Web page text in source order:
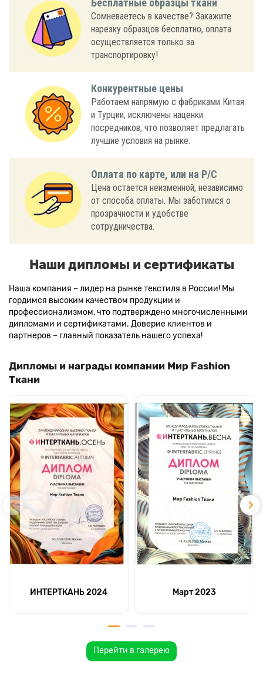
Бесплатные образцы ткани
Сомневаетесь в качестве? Закажите
нарезку образцов бесплатно, оплата
осуществляется только за
транспортировку!
Конкурентные цены
Работаем напрямую с фабриками Китая
и Турции, исключены наценки
посредников, что позволяет предлагать
лучшие условия на рынке.
Оплата по карте, или на Р/С
Цена остается неизменной, независимо
от способа оплаты. Мы заботимся о
прозрачности и удобстве
сотрудничества.
Наши дипломы и сертификаты
Наша компания – лидер на рынке текстиля в России! Мы
гордимся высоким качеством продукции и
профессионализмом, что подтверждено многочисленными
дипломами и сертификатами. Доверие клиентов и
партнеров – главный показатель нашего успеха!
Дипломы и награды компании Мир Fashion
Ткани
ИНТЕРТКАНЬ 2024 Март 2023
Перейти в галерею